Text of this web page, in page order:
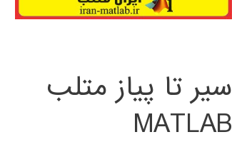
سیر تا پیاز متلب
MATLAB